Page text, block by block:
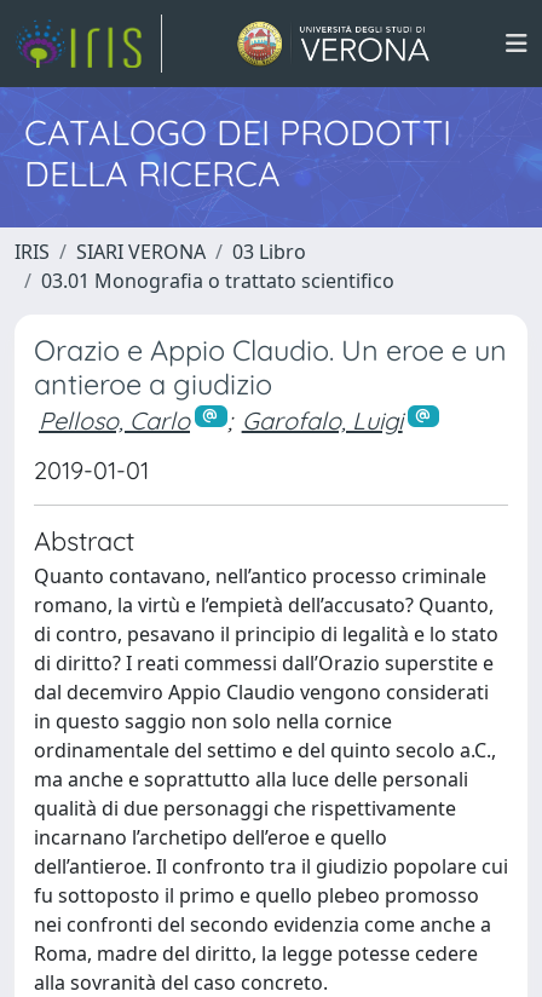
CATALOGO DEI PRODOTTI
DELLA RICERCA
IRIS SIARI VERONA
03 Libro
03.01 Monografia o trattato scientifico
Orazio e Appio Claudio. Un eroe e un
antieroe a giudizio
Pelloso, Carlo ; Garofalo, Luigi
2019-01-01
Abstract
Quanto contavano, nell’antico processo criminale
romano, la virtù e l’empietà dell’accusato? Quanto,
di contro, pesavano il principio di legalità e lo stato
di diritto? I reati commessi dall’Orazio superstite e
dal decemviro Appio Claudio vengono considerati
in questo saggio non solo nella cornice
ordinamentale del settimo e del quinto secolo a.C.,
ma anche e soprattutto alla luce delle personali
qualità di due personaggi che rispettivamente
incarnano l’archetipo dell’eroe e quello
dell’antieroe. Il confronto tra il giudizio popolare cui
fu sottoposto il primo e quello plebeo promosso
nei confronti del secondo evidenzia come anche a
Roma, madre del diritto, la legge potesse cedere
alla sovranità del caso concreto.